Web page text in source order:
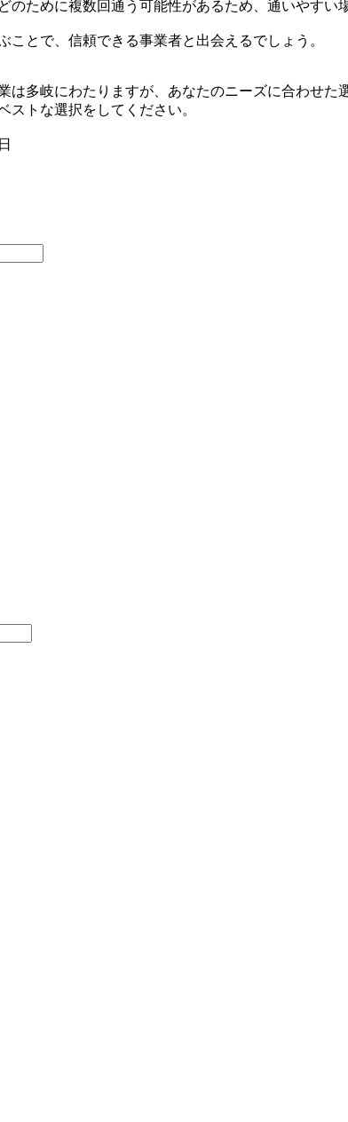
のために複数回通う可能性があるため、通いやすい
ことで、信頼できる事業者と出会えるでしょう。
は多岐にわたりますが、あなたのニーズに合わせた
ストな選択をしてください。